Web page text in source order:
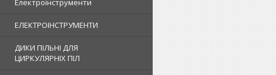
Електроінструменти
ЕЛЕКТРОІНСТРУМЕНТИ
ДИКИ ПІЛЬНІ ДЛЯ
ЦИРКУЛЯРНІХ ПІЛ